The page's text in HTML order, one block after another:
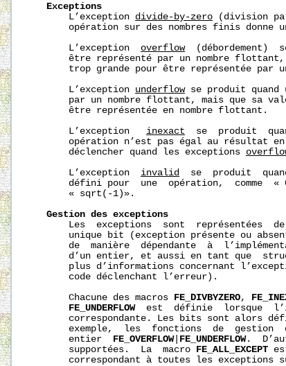
Exceptions
       L’exception
divide-by-zero (division
opération sur des nombres finis donne
       L’exception
overflow
(débordement)
être représenté par un nombre
trop grande pour être représentée par
       L’exception
underflow se produit quand
par un nombre flottant, mais que sa
       être représentée en nombre flottant.
       L’exception
inexact
se  produit
opération n’est pas égal au résultat
       déclencher quand les exceptions
       L’exception
invalid
se  produit
défini pour  une  opération,  comme  «
       « sqrt(-1)».
Gestion des exceptions
Les  exceptions  sont  représentées
unique bit (exception présente ou
de  manière  dépendante  à
d’un entier, et aussi en tant que
plus d’informations concernant
       code déclenchant l’erreur).
       Chacune des macros
FE_DIVBYZERO,
FE_UNDERFLOW
est  définie  lorsque
correspondante. Les bits sont alors
exemple,  les  fonctions  de  gestion
       entier
FE_OVERFLOW| FE_UNDERFLOW.
       supportées.  La  macro
FE_ALL_EXCEPT
correspondant à toutes les exceptions